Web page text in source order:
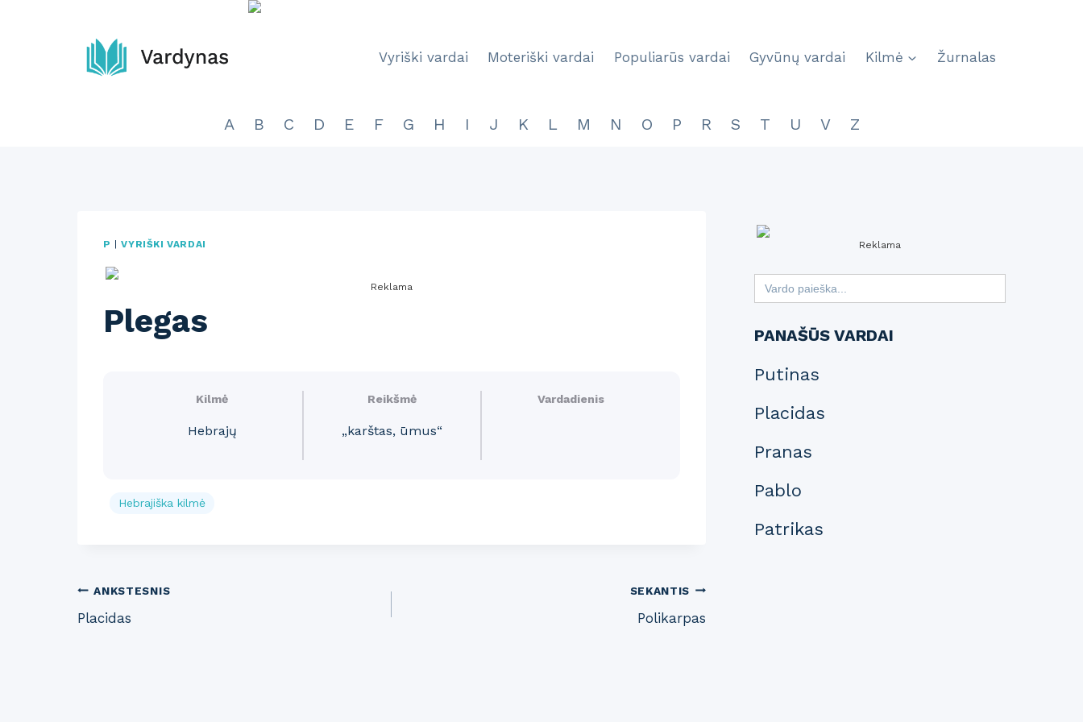
Vyriški vardai Moteriški vardai Populiarūs vardai Gyvūnų vardai Kilmė Žurnalas
A B C D E F G H I J K L M N O P R S T U V Z
P |VYRIŠKI VARDAI
Reklama
Plegas
Kilmė
Hebrajų
Reikšmė
„karštas, ūmus“
Vardadienis
Hebrajiška kilmė
Post
navigation
ANKSTESNIS
Placidas
SEKANTIS
Polikarpas
Reklama
Search
for:
PANAŠŪS VARDAI
Putinas
Placidas
Pranas
Pablo
Patrikas